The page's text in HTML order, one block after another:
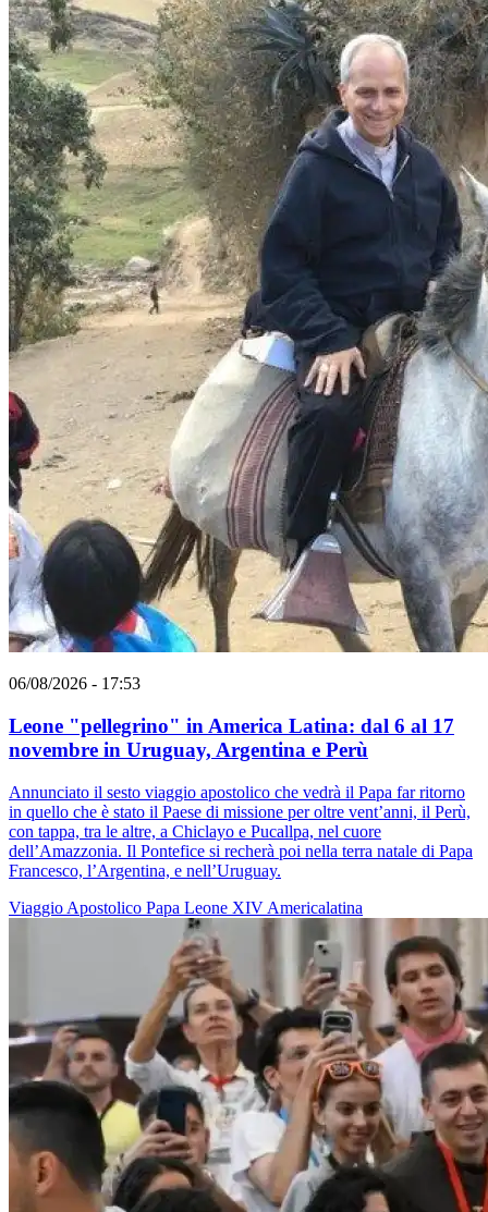
06/08/2026 - 17:53
Leone "pellegrino" in America Latina: dal 6 al 17
novembre in Uruguay, Argentina e Perù
Annunciato il sesto viaggio apostolico che vedrà il Papa far ritorno
in quello che è stato il Paese di missione per oltre vent’anni, il Perù,
con tappa, tra le altre, a Chiclayo e Pucallpa, nel cuore
dell’Amazzonia. Il Pontefice si recherà poi nella terra natale di Papa
Francesco, l’Argentina, e nell’Uruguay.
Viaggio Apostolico Papa Leone XIV Americalatina